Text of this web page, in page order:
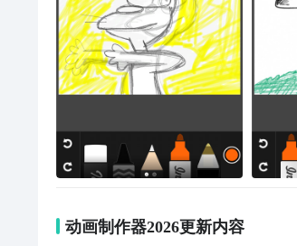
动画制作器2026更新内容